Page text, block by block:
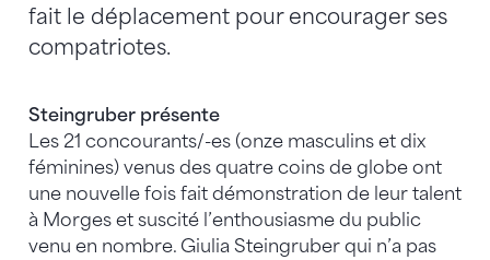
fait le déplacement pour encourager ses
compatriotes.
Steingruber présente
Les 21 concourants/-es (onze masculins et dix
féminines) venus des quatre coins de globe ont
une nouvelle fois fait démonstration de leur talent
à Morges et suscité l’enthousiasme du public
venu en nombre. Giulia Steingruber qui n’a pas